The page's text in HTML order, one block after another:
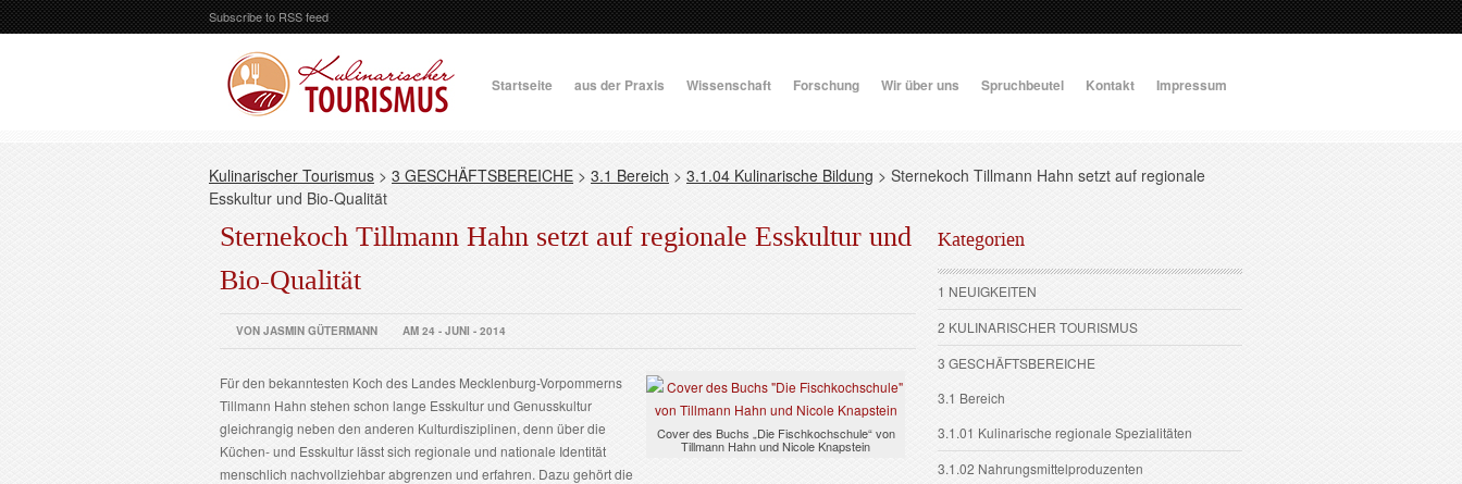
Subscribe to RSS feed
Startseite aus der Praxis Wissenschaft Forschung Wir über uns Spruchbeutel Kontakt Impressum
Kulinarischer Tourismus > 3 GESCHÄFTSBEREICHE > 3.1 Bereich > 3.1.04 Kulinarische Bildung > Sternekoch Tillmann Hahn setzt auf regionale
Esskultur und Bio-Qualität
Sternekoch Tillmann Hahn setzt auf regionale Esskultur und
Bio-Qualität
VON JASMIN GÜTERMANN AM 24 - JUNI - 2014
Cover des Buchs „Die Fischkochschule“ von
Tillmann Hahn und Nicole Knapstein
Für den bekanntesten Koch des Landes Mecklenburg-Vorpommerns
Tillmann Hahn stehen schon lange Esskultur und Genusskultur
gleichrangig neben den anderen Kulturdisziplinen, denn über die
Küchen- und Esskultur lässt sich regionale und nationale Identität
menschlich nachvollziehbar abgrenzen und erfahren. Dazu gehört die
Kategorien
1 NEUIGKEITEN
2 KULINARISCHER TOURISMUS
3 GESCHÄFTSBEREICHE
3.1 Bereich
3.1.01 Kulinarische regionale Spezialitäten
3.1.02 Nahrungsmittelproduzenten